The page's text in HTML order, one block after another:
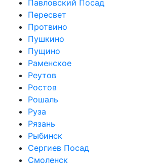
Павловский Посад
Пересвет
Протвино
Пушкино
Пущино
Раменское
Реутов
Ростов
Рошаль
Руза
Рязань
Рыбинск
Сергиев Посад
Смоленск